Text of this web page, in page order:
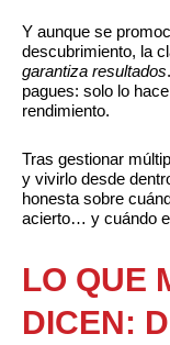
Y aunque se
descubrimiento, la
garantiza resultados
pagues: solo lo
rendimiento.
Tras gestionar
y vivirlo desde
honesta sobre
acierto… y cuándo
LO QUE
DICEN: